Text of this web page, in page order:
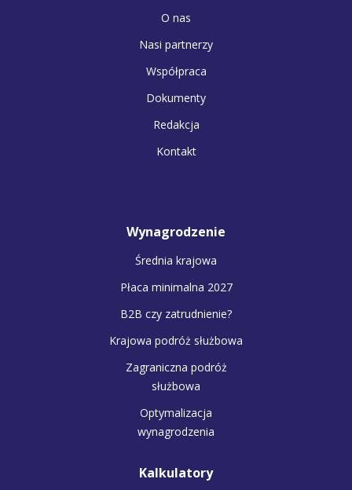
O nas
Nasi partnerzy
Współpraca
Dokumenty
Redakcja
Kontakt
Wynagrodzenie
Średnia krajowa
Płaca minimalna 2027
B2B czy zatrudnienie?
Krajowa podróż służbowa
Zagraniczna podróż
służbowa
Optymalizacja
wynagrodzenia
Kalkulatory